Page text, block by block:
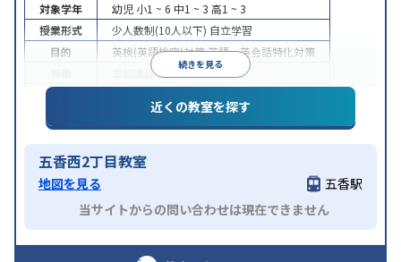
続きを見る
対象学年 幼児 小1 ~ 6 中1 ~ 3 高1 ~ 3
授業形式
少人数制(10人以下) 自立学習
目的
英検(英語検定)対策英語・英会話特化対策
季節講習のみの受講可
近くの教室を探す
五香西2丁目教室
地図を見る
五香駅
当サイトからの問い合わせは現在できません